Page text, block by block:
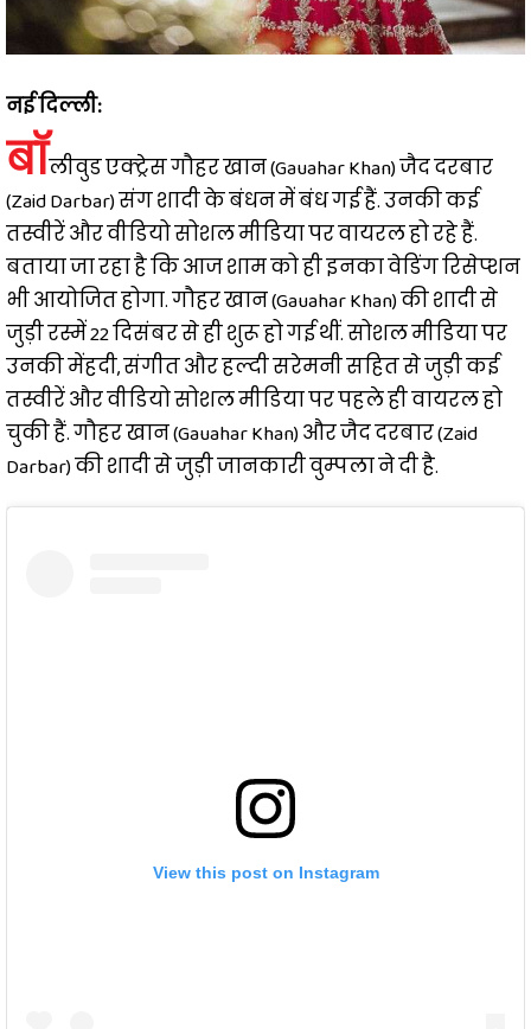
नई दिल्ली:
बॉलीवुड एक्ट्रेस गौहर खान (Gauahar Khan) जैद दरबार
(Zaid Darbar) संग शादी के बंधन में बंध गई हैं. उनकी कई
तस्वीरें और वीडियो सोशल मीडिया पर वायरल हो रहे हैं.
बताया जा रहा है कि आज शाम को ही इनका वेडिंग रिसेप्शन
भी आयोजित होगा. गौहर खान (Gauahar Khan) की शादी से
जुड़ी रस्में 22 दिसंबर से ही शुरू हो गई थीं. सोशल मीडिया पर
उनकी मेंहदी, संगीत और हल्दी सरेमनी सहित से जुड़ी कई
तस्वीरें और वीडियो सोशल मीडिया पर पहले ही वायरल हो
चुकी हैं. गौहर खान (Gauahar Khan) और जैद दरबार (Zaid
Darbar) की शादी से जुड़ी जानकारी वुम्पला ने दी है.
View this post on Instagram